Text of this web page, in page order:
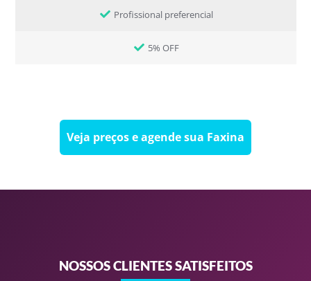
Profissional preferencial
5% OFF
Veja preços e agende sua Faxina
NOSSOS CLIENTES SATISFEITOS